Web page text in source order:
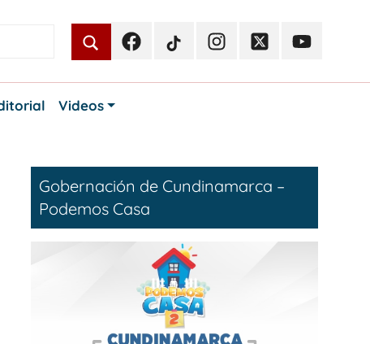
FacebookTikTokInstagramTwitterYoutube
Videos
Gobernación de Cundinamarca –
Podemos Casa